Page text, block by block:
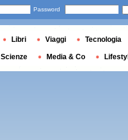
Password
Libri Viaggi Tecnologia
Scienze Media & Co